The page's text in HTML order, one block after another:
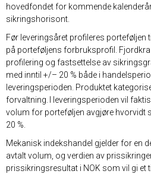
hovedfondet for kommende
sikringshorisont.
Før leveringsåret profileres
på porteføljens forbruksprofil.
profilering og fastsettelse av
med inntil +/– 20 % både i
leveringsperioden. Produktet
forvaltning. I leveringsperioden vil
volum for porteføljen avgjøre hvorvidt
20 %.
Mekanisk indekshandel gjelder for en
avtalt volum, og verdien av
prissikringsresultat i NOK som vil gi et